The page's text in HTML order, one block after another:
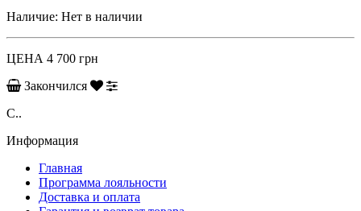
Наличие: Нет в наличии
ЦЕНА 4 700 грн
Закончился
C..
Информация
Главная
Программа лояльности
Доставка и оплата